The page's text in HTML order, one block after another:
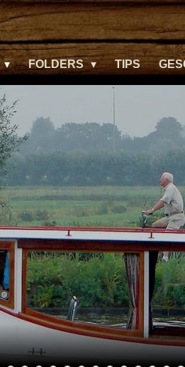
FOLDERS TIPS